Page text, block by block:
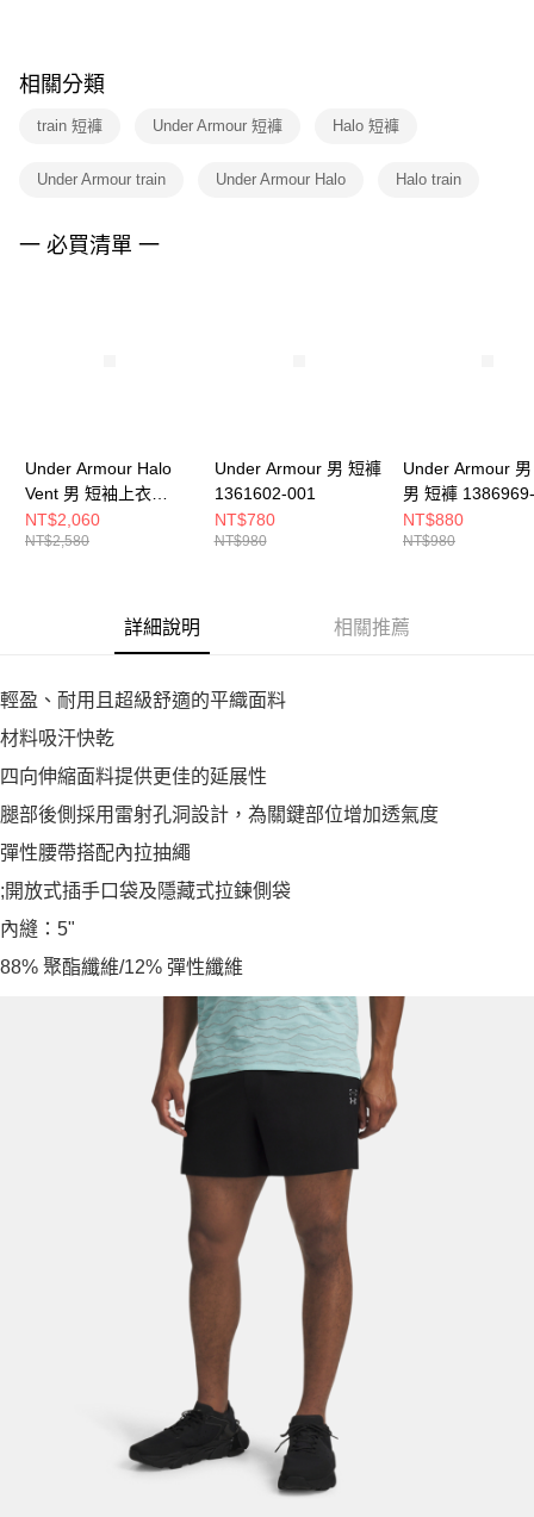
※ 交易是否成功請以「AFTEE先享後付 」之結帳頁面顯示為準，若有關於
是否繳費成功／繳費後需取消欲退款等相關疑問，請聯繫「AFTEE先享後付
客戶支援中心」
https://netprotections.freshdesk.com/support/home
１．透過由恩沛科技股份有限公司提供之「AFTEE先享後付」服務完成之交
２．關於個人資料處理事宜，請瀏覽以下網址：
相關分類
train 短褲 Under Armour 短褲 Halo 短褲
Under Armour train Under Armour Halo Halo train
一 必買清單 一
Under Armour Halo
Vent 男 短袖上衣
6001829-008
NT$2,060
NT$2,580
Under Armour 男 短褲
1361602-001
NT$780
NT$980
Under Armour
男 短褲
NT$880
NT$980
詳細說明 相關推薦
輕盈、耐用且超級舒適的平織面料
材料吸汗快乾
四向伸縮面料提供更佳的延展性
腿部後側採用雷射孔洞設計，為關鍵部位增加透氣度
彈性腰帶搭配內拉抽繩
;開放式插手口袋及隱藏式拉鍊側袋
內縫：5"
88% 聚酯纖維/12% 彈性纖維